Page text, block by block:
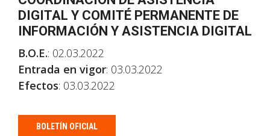
DIGITAL Y COMITÉ PERMANENTE DE
INFORMACIÓN Y ASISTENCIA DIGITAL
B.O.E.: 02.03.2022
Entrada en vigor: 03.03.2022
Efectos: 03.03.2022
BOLETÍN OFICIAL